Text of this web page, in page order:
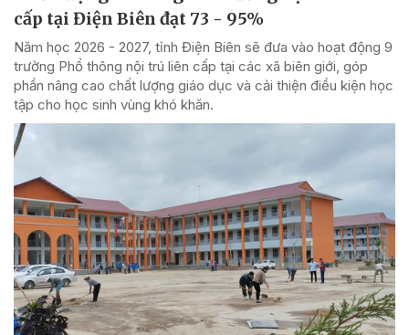
cấp tại Điện Biên đạt 73 - 95%
Năm học 2026 - 2027, tỉnh Điện Biên sẽ đưa vào hoạt động 9
trường Phổ thông nội trú liên cấp tại các xã biên giới, góp
phần nâng cao chất lượng giáo dục và cải thiện điều kiện học
tập cho học sinh vùng khó khăn.